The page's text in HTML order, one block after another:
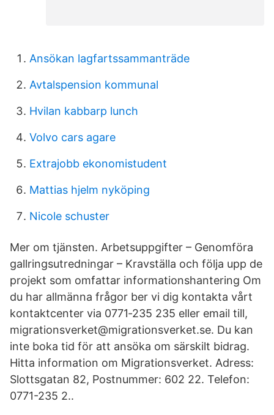
Ansökan lagfartssammanträde
Avtalspension kommunal
Hvilan kabbarp lunch
Volvo cars agare
Extrajobb ekonomistudent
Mattias hjelm nyköping
Nicole schuster
Mer om tjänsten. Arbetsuppgifter – Genomföra
gallringsutredningar – Kravställa och följa upp de
projekt som omfattar informationshantering Om
du har allmänna frågor ber vi dig kontakta vårt
kontaktcenter via 0771‑235 235 eller email till,
migrationsverket@migrationsverket.se. Du kan
inte boka tid för att ansöka om särskilt bidrag.
Hitta information om Migrationsverket. Adress:
Slottsgatan 82, Postnummer: 602 22. Telefon:
0771-235 2..